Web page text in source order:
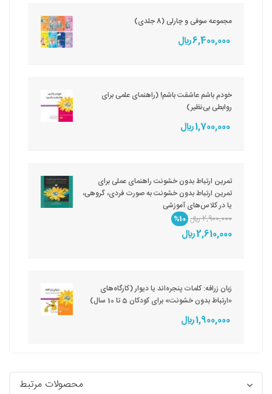
مجموعه سوفی و چارلی (8 جلدی)
6,400,000 ريال
خودم باشم عاشقت باشم! (راهنمای علمی برای
روابطی بی‌نظیر)
1,700,000 ريال
تمرین ارتباط بدون خشونت راهنمای عملی برای
تمرین ارتباط بدون خشونت به صورت فردی، گروهی،
یا در کلاس‌های آموزشی
2,900,000 ريال
%10
2,610,000 ريال
زبان زرافه: کلمات پنجره‌اند یا دیوار (کارگاه‌های
«ارتباط بدون خشونت» برای کودکان 5 تا 10 سال)
1,900,000 ريال
محصولات مرتبط